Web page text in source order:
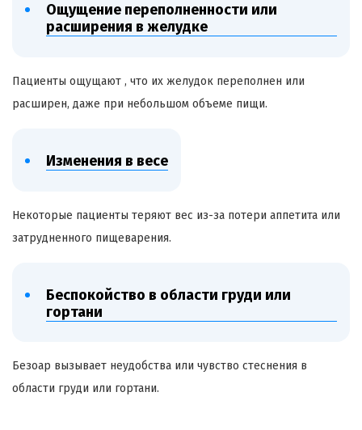
Ощущение переполненности или
расширения в желудке
Пациенты ощущают , что их желудок переполнен или
расширен, даже при небольшом объеме пищи.
Изменения в весе
Некоторые пациенты теряют вес из-за потери аппетита или
затрудненного пищеварения.
Беспокойство в области груди или
гортани
Безоар вызывает неудобства или чувство стеснения в
области груди или гортани.